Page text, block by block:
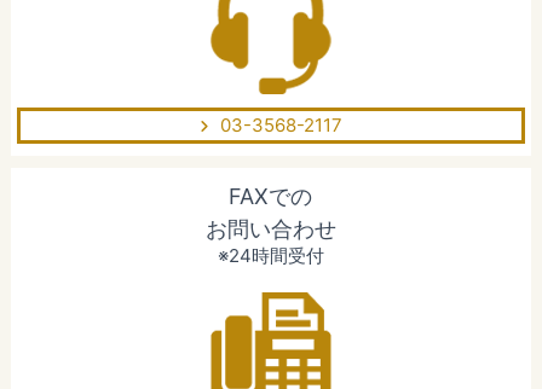
03-3568-2117
FAXでの
お問い合わせ
※24時間受付